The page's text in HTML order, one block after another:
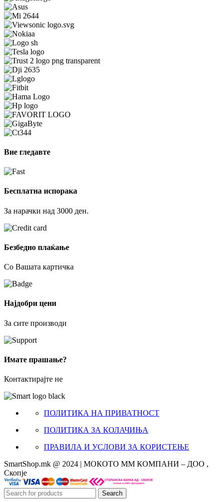
Вие гледавте
Бесплатна испорака
За нарачки над 3000 ден.
Безбедно плаќање
Со Вашата картичка
Најдобри цени
За сите производи
Имате прашање?
Контактирајте не
ПОЛИТИКА НА ПРИВАТНОСТ
ПОЛИТИКА ЗА КОЛАЧИЊА
ПРАВИЛА И УСЛОВИ ЗА КОРИСТЕЊЕ
SmartShop.mk @ 2024 | МОКОТО ММ КОМПАНИ – ДОО ,
Скопје
Search